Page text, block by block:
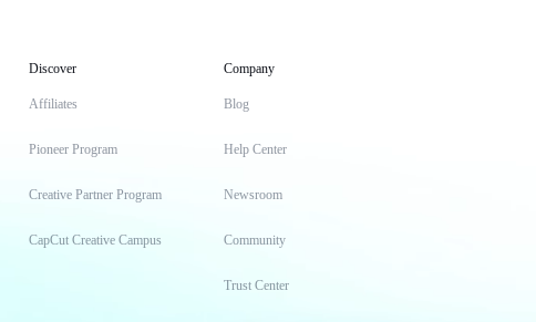
Discover
Affiliates
Pioneer Program
Creative Partner Program
CapCut Creative Campus
Company
Blog
Help Center
Newsroom
Community
Trust Center